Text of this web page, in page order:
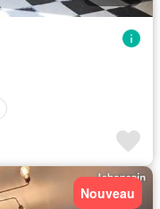
Nouveau